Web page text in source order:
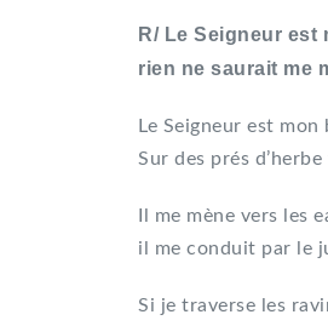
R/ Le Seigneur est
rien ne saurait me
Le Seigneur est
Sur des prés
Il me mène vers les
il me conduit par le
Si je traverse les